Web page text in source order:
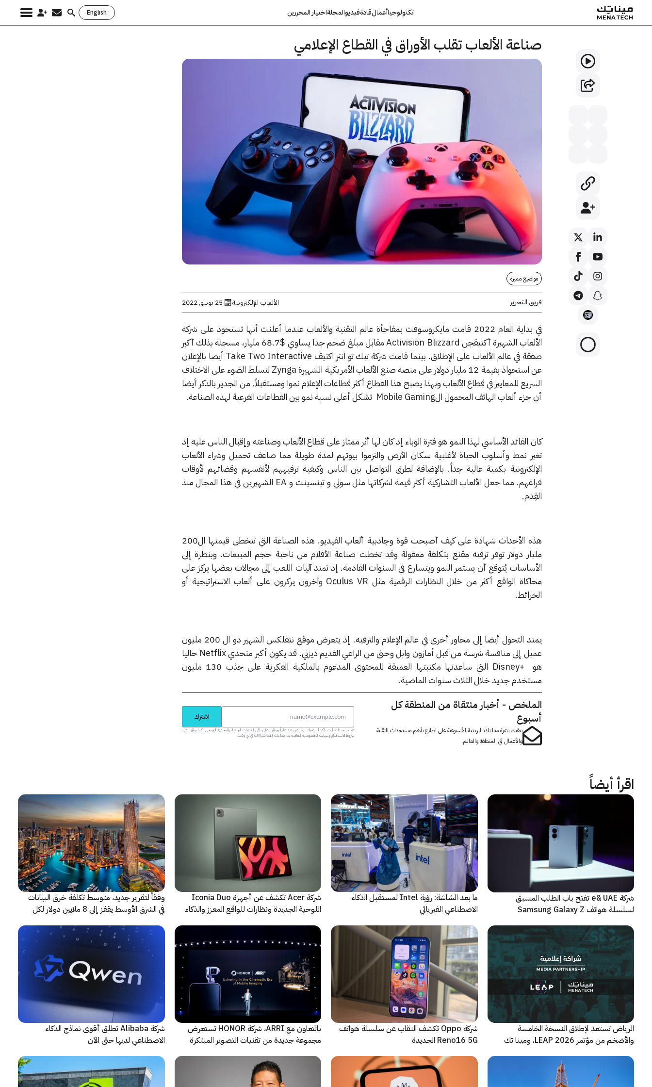
تكنولوجياأعمالقادةفيديوالمجلةاختيار المحررين English
Search
صناعة الألعاب تقلب الأوراق في القطاع الإعلامي
مواضيع مميزة
فريق التحرير الألعاب الإلكترونية 25 يونيو, 2022
في بداية العام 2022 قامت مايكروسوفت بمفاجأة عالم التقنية والألعاب عندما أعلنت أنها تستحوذ على شركة
الألعاب الشهيرة أكتيڤجن Activision Blizzard مقابل مبلغ ضخم جدا يساوي $68.7 مليار، مسجلة بذلك أكبر
صفقة في عالم الألعاب على الإطلاق. بينما قامت شركة تيك تو انتر اكتيڤ Take Two Interactive أيضا بالإعلان
عن استحواذ بقيمة 12 مليار دولار على منصة صنع الألعاب الأمريكية الشهيرة Zynga لتسلط الضوء على الاختلاف
السريع للمعايير في قطاع الألعاب وبهذا يصبح هذا القطاع أكثر قطاعات الإعلام نموا ومستقبلاً. من الجدير بالذكر أيضا
أن جزء ألعاب الهاتف المحمول الMobile Gaming تشكل أعلى نسبة نمو بين القطاعات الفرعية لهذه الصناعة.
كان القائد الأساسي لهذا النمو هو فترة الوباء إذ كان لها أثر ممتاز على قطاع الألعاب وصناعته وإقبال الناس عليه إذ
تغير نمط وأسلوب الحياة لأغلبية سكان الأرض والتزموا بيوتهم لمدة طويلة مما ضاعف تحميل وشراء الألعاب
الإلكترونية بكمية عالية جداً. بالإضافة لطرق التواصل بين الناس وكيفية ترفيههم لأنفسهم وقضائهم لأوقات
فراغهم. مما جعل الألعاب التشاركية أكثر قيمة لشركاتها مثل سوني و تينسينت و EA الشهيرين في هذا المجال منذ
القِدم.
هذه الأحداث شهادة على كيف أصبحت قوة وجاذبية ألعاب الفيديو. هذه الصناعة التي تتخطى قيمتها ال200
مليار دولار توفر ترفيه مقنع بتكلفة معقولة وقد تخطت صناعة الأفلام من ناحية حجم المبيعات. وبنظرة إلى
الأساسات يُتوقع أن يستمر النمو ويتسارع في السنوات القادمة. إذ تمتد آليات اللعب إلى مجالات بعضها يركز على
محاكاة الواقع أكثر من خلال النظارات الرقمية مثل Oculus VR وآخرون يركزون على ألعاب الاستراتيجية أو
الخرائط.
يمتد التحول أيضا إلى محاور أخرى في عالم الإعلام والترفيه. إذ يتعرض موقع نتفلكس الشهير ذو ال 200 مليون
عميل إلى منافسة شرسة من قبل أمازون وابل وحتى من الراعي القديم ديزني. قد يكون أكبر متحدي Netflix حاليا
هو +Disney التي ساعدتها مكتبتها العميقة للمحتوى المدعوم بالملكية الفكرية على جذب 130 مليون
مستخدم جديد خلال الثلاث سنوات الماضية.
الملخص - أخبار منتقاة من المنطقة كل
أسبوع
تبقيك نشرة مينا تك البريدية الأسبوعية على اطلاع بأهم مستجدات التقنية
والأعمال في المنطقة والعالم.
اشترك
عبر تسجيلك، أنت تؤكد أن عمرك يزيد عن 18 عاماً وتوافق على تلقي النشرات البريدية والمحتوى الترويجي، كما توافق على
شروط الاستخدام وسياسة الخصوصية الخاصة بنا. يمكنك إلغاء اشتراكك في أي وقت.
اقرأ أيضاً
شركة e& UAE تفتح باب الطلب المسبق
لسلسلة هواتف Samsung Galaxy Z
ﻣا بعد الشاشة: رؤية Intel لمستقبل اﻟذﻛﺎء
الاصطناعي الفيزيائي
شركة Acer تكشف عن أجهزة Iconia Duo
اللوحية الجديدة ونظارات للواقع المعزز والذكاء
وفقاً لتقرير جديد، متوسط تكلفة خرق البيانات
في الشرق الأوسط يقفز إلى 8 ملايين دولار لكل
الرياض تستعد لإطلاق النسخة الخامسة
والأضخم من مؤتمر LEAP 2026، ومينا تك
شركة Oppo تكشف النقاب عن سلسلة هواتف
Reno16 5G الجديدة
بالتعاون مع ARRI، شركة HONOR تستعرض
مجموعة جديدة من تقنيات التصوير المبتكرة
شركة Alibaba تطلق أقوى نماذج الذكاء
الاصطناعي لديها حتى الآن